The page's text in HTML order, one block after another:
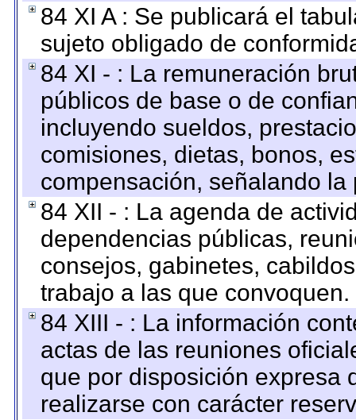
84 XI A : Se publicará el
sujeto obligado de
84 XI - : La remuneración
públicos de base o de
incluyendo sueldos,
comisiones, dietas, bonos,
compensación, señalando
84 XII - : La agenda de
dependencias públicas,
consejos, gabinetes,
trabajo a las que convoquen.
84 XIII - : La información
actas de las reuniones
que por disposición expresa
realizarse con carácter